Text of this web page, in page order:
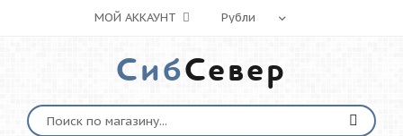
МОЙ АККАУНТ
СибСевер